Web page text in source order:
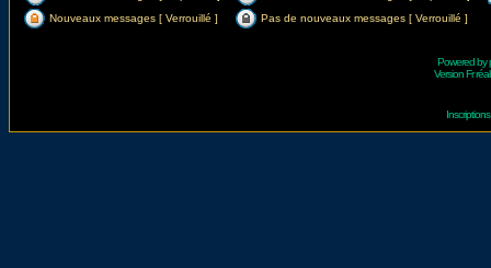
Nouveaux messages [ Verrouillé ]
Pas de nouveaux messages [ Verrouillé ]
Powered by
Version Fr